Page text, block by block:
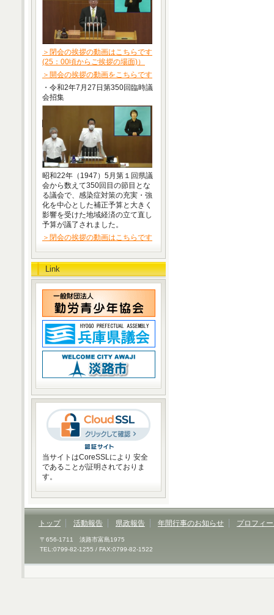
＞閉会の挨拶の動画はこちらです
(25：00頃からご挨拶の場面)）
＞開会の挨拶の動画をこちらです
・令和2年7月27日第350回臨時議
会招集
昭和22年（1947）5月第１回県議
会から数えて350回目の節目とな
る議会で、感染症対策の充実・強
化を中心とした補正予算と大きく
影響を受けた地域経済の立て直し
予算が議了されました。
＞閉会の挨拶の動画はこちらです
Link
当サイトはCoreSSLにより 安全
であることが証明されておりま
す。
トップ 活動報告 県政報告 年間行事のお知らせ プロフィ
〒656-1711 淡路市富島1975
TEL:0799-82-1255 / FAX:0799-82-1522